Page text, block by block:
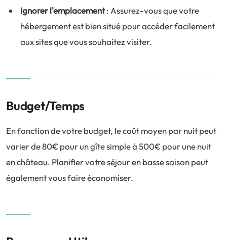
Ignorer l'emplacement: Assurez-vous que votre
hébergement est bien situé pour accéder facilement
aux sites que vous souhaitez visiter.
Budget/Temps
En fonction de votre budget, le coût moyen par nuit peut
varier de 80€ pour un gîte simple à 500€ pour une nuit
en château. Planifier votre séjour en basse saison peut
également vous faire économiser.